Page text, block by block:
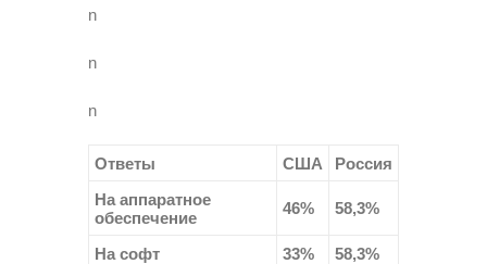
n
n
n
Ответы США
Россия
На аппаратное
обеспечение
46% 58,3%
На софт 33% 58,3%